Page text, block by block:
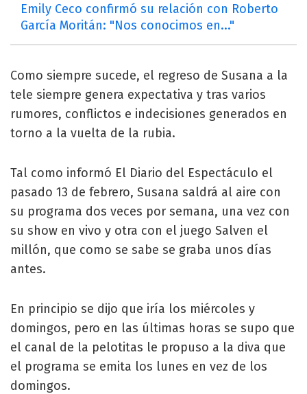
Emily Ceco confirmó su relación con Roberto
García Moritán: "Nos conocimos en..."
Como siempre sucede, el regreso de Susana a la
tele siempre genera expectativa y tras varios
rumores, conflictos e indecisiones generados en
torno a la vuelta de la rubia.
Tal como informó El Diario del Espectáculo el
pasado 13 de febrero, Susana saldrá al aire con
su programa dos veces por semana, una vez con
su show en vivo y otra con el juego Salven el
millón, que como se sabe se graba unos días
antes.
En principio se dijo que iría los miércoles y
domingos, pero en las últimas horas se supo que
el canal de la pelotitas le propuso a la diva que
el programa se emita los lunes en vez de los
domingos.